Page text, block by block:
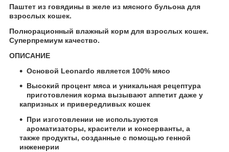
Паштет из говядины в желе из мясного бульона для
взрослых кошек.
Полнорационный влажный корм для взрослых кошек.
Суперпремиум качество.
ОПИСАНИЕ
Основой Leonardo является 100% мясо
Высокий процент мяса и уникальная рецептура
приготовления корма вызывают аппетит даже у
капризных и привередливых кошек
При изготовлении не используются
ароматизаторы, красители и консерванты, а
также продукты, созданные с помощью генной
инженерии